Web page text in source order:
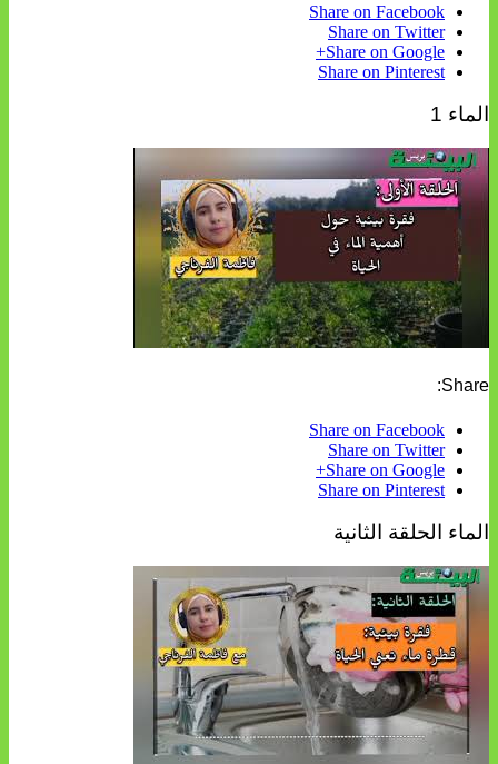
Share on Facebook
Share on Twitter
Share on Google+
Share on Pinterest
الماء 1
Share:
Share on Facebook
Share on Twitter
Share on Google+
Share on Pinterest
الماء الحلقة الثانية